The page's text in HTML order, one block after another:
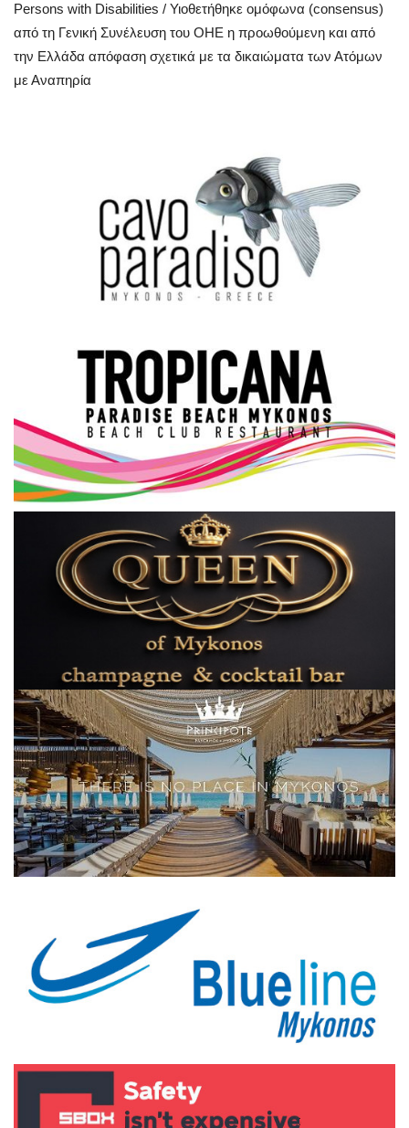
Mykonos Ticker TV
Sport
Σεβασμιώτατος Δωρόθεος Β’
Cost Of Living Crisis
Opinion + Analysis
L’Art des Sens
Local Elections 2023
Elections 2023
Γλώσσα
Ελληνικά English
Persons with Disabilities / Υιοθετήθηκε ομόφωνα (consensus)
από τη Γενική Συνέλευση του ΟΗΕ η προωθούμενη και από
την Ελλάδα απόφαση σχετικά με τα δικαιώματα των Ατόμων
με Αναπηρία